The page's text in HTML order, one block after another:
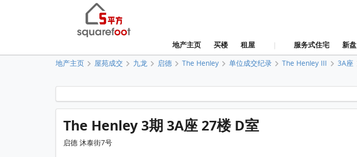
地产主页 买楼 租屋 | 服务式住宅 新盘
地产主页 屋苑成交 九龙 启德 The Henley 单位成交纪录 The Henley III 3A座
The Henley 3期 3A座 27楼 D室 平面图
The Henley 3期 3A座 27楼 D室
启德 沐泰街7号